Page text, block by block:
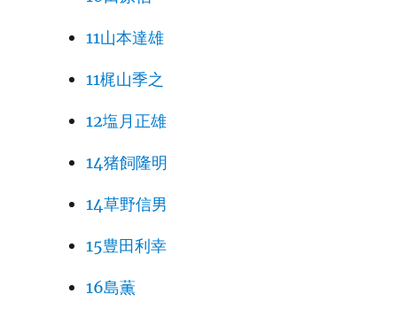
11山本達雄
11梶山季之
12塩月正雄
14猪飼隆明
14草野信男
15豊田利幸
16島薫